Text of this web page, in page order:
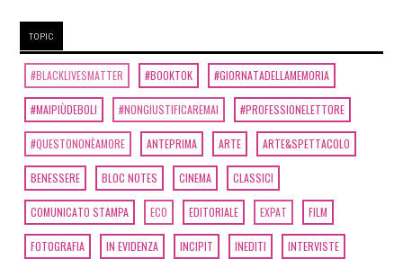
TOPIC
#BLACKLIVESMATTER #BOOKTOK #GIORNATADELLAMEMORIA
#MAIPIÙDEBOLI #NONGIUSTIFICAREMAI #PROFESSIONELETTORE
#QUESTONONÈAMORE ANTEPRIMA ARTE ARTE&SPETTACOLO
BENESSERE BLOC NOTES CINEMA CLASSICI
COMUNICATO STAMPA ECO EDITORIALE EXPAT FILM
FOTOGRAFIA IN EVIDENZA INCIPIT INEDITI INTERVISTE